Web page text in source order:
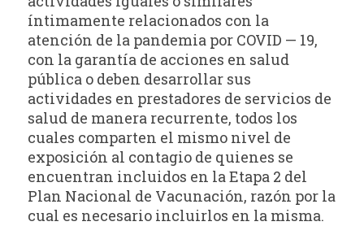
íntimamente relacionados con la
atención de la pandemia por COVID — 19,
con la garantía de acciones en salud
pública o deben desarrollar sus
actividades en prestadores de servicios de
salud de manera recurrente, todos los
cuales comparten el mismo nivel de
exposición al contagio de quienes se
encuentran incluidos en la Etapa 2 del
Plan Nacional de Vacunación, razón por la
cual es necesario incluirlos en la misma.